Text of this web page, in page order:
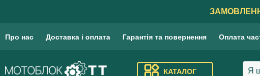
Про нас Доставка і оплата Гарантія та повернення Оплата
КАТАЛОГ